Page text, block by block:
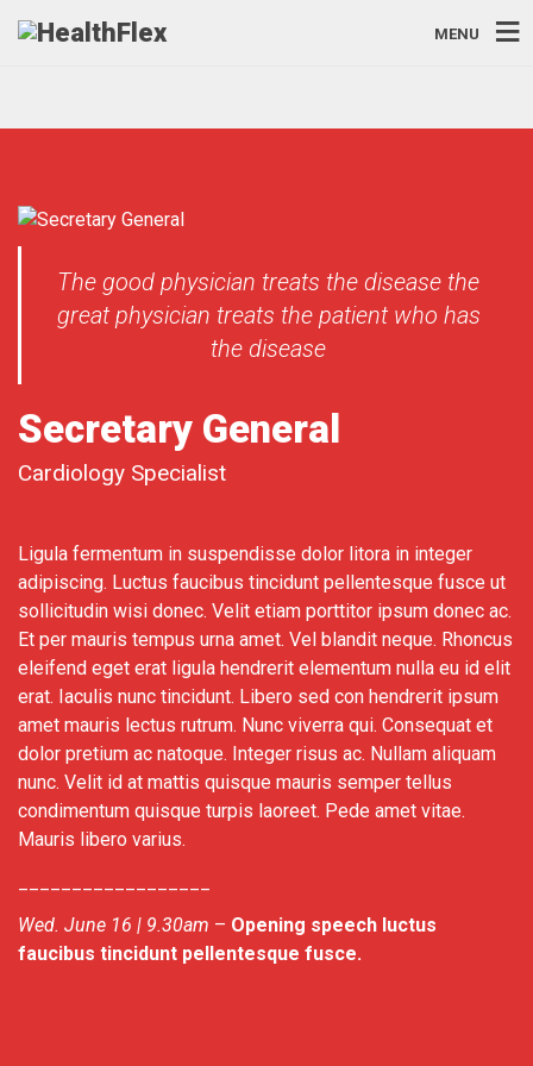
MENU
The good physician treats the disease the
great physician treats the patient who has
the disease
Secretary General
Cardiology Specialist
Ligula fermentum in suspendisse dolor litora in integer
adipiscing. Luctus faucibus tincidunt pellentesque fusce ut
sollicitudin wisi donec. Velit etiam porttitor ipsum donec ac.
Et per mauris tempus urna amet. Vel blandit neque. Rhoncus
eleifend eget erat ligula hendrerit elementum nulla eu id elit
erat. Iaculis nunc tincidunt. Libero sed con hendrerit ipsum
amet mauris lectus rutrum. Nunc viverra qui. Consequat et
dolor pretium ac natoque. Integer risus ac. Nullam aliquam
nunc. Velit id at mattis quisque mauris semper tellus
condimentum quisque turpis laoreet. Pede amet vitae.
Mauris libero varius.
Wed. June 16 | 9.30am – Opening speech luctus
faucibus tincidunt pellentesque fusce.